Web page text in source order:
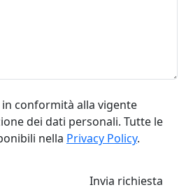
conformità alla vigente
dei dati personali. Tutte le
nella Privacy Policy.
Invia richiesta